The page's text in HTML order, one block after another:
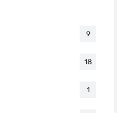
9
18
1